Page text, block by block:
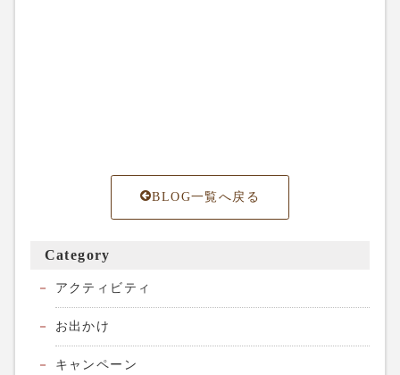
BLOG一覧へ戻る
Category
アクティビティ
お出かけ
キャンペーン